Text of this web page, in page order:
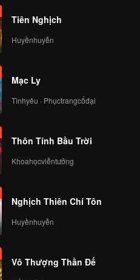
Tiên Nghịch
Huyềnhuyễn
Mạc Ly
Tìnhyêu · Phụctrangcổđại
Thôn Tính Bầu Trời
Khoahọcviễntưởng
Nghịch Thiên Chí Tôn
Huyềnhuyễn
Vô Thượng Thần Đế